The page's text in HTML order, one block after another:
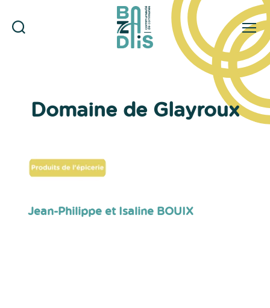
Menu
Domaine de Glayroux
Jean-Philippe et Isaline BOUIX